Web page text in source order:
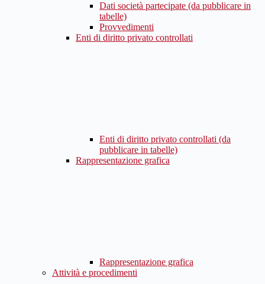
Dati società partecipate (da pubblicare in
tabelle)
Provvedimenti
Enti di diritto privato controllati
Enti di diritto privato controllati (da
pubblicare in tabelle)
Rappresentazione grafica
Rappresentazione grafica
Attività e procedimenti